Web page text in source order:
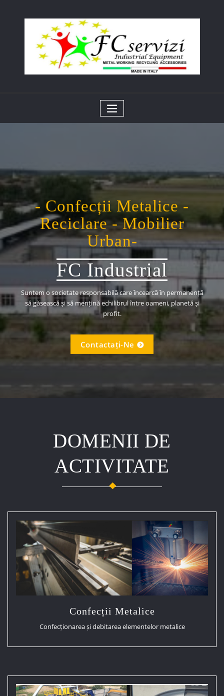
- Confecții Metalice -
Reciclare - Mobilier
Urban-
FC Industrial
Suntem o societate responsabilă care încearcă în permanență
să găsească și să mențină echilibrul între oameni, planetă și
profit.
Contactați-Ne
DOMENII DE
ACTIVITATE
Confecții Metalice
Confecționarea și debitarea elementelor metalice